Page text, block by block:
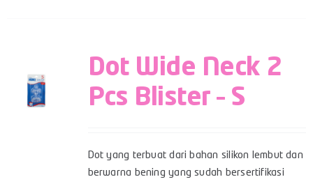
Dot Wide Neck 2
Pcs Blister – S
Dot yang terbuat dari bahan silikon lembut dan
berwarna bening yang sudah bersertifikasi